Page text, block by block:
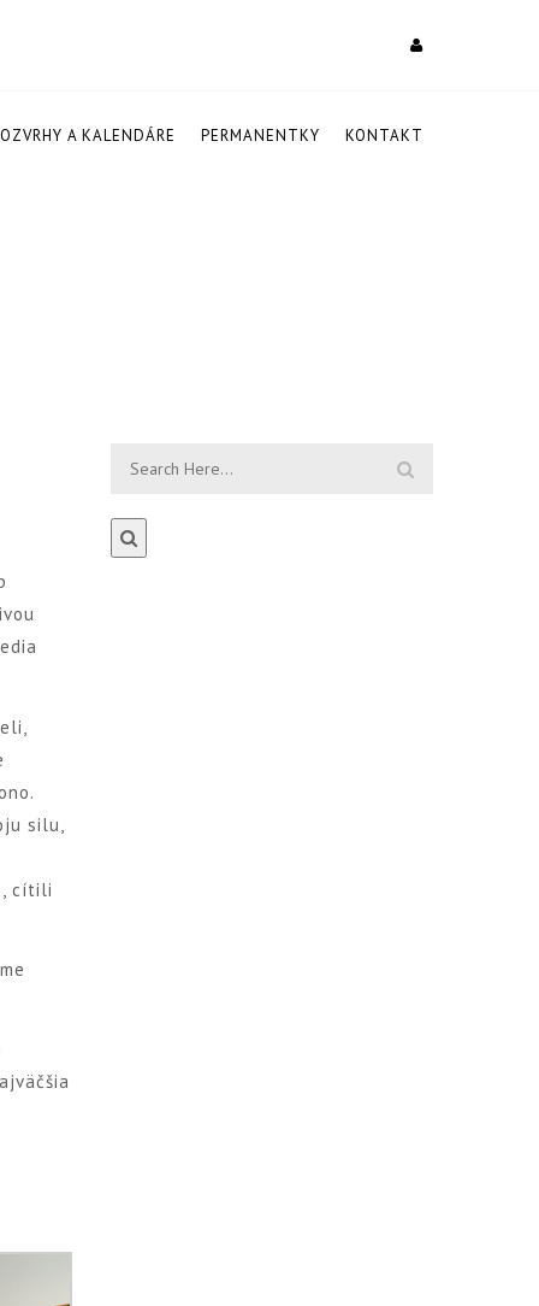
A KALENDÁRE PERMANENTKY KONTAKT
silu,
cítili